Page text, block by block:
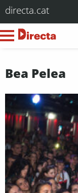
directa.cat
Bea Pelea